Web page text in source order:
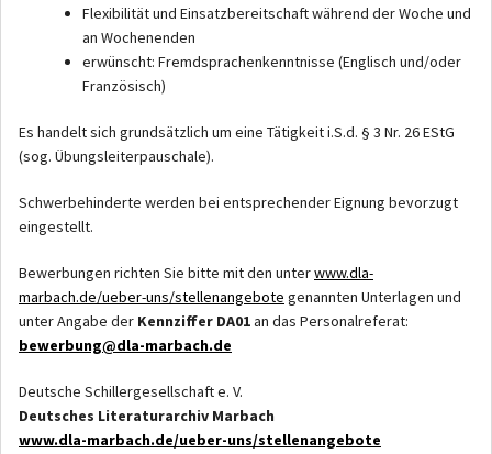
Flexibilität und Einsatzbereitschaft während der Woche und
an Wochenenden
erwünscht: Fremdsprachenkenntnisse (Englisch und/oder
Französisch)
Es handelt sich grundsätzlich um eine Tätigkeit i.S.d. § 3 Nr. 26 EStG
(sog. Übungsleiterpauschale).
Schwerbehinderte werden bei entsprechender Eignung bevorzugt
eingestellt.
Bewerbungen richten Sie bitte mit den unterwww.dla-
marbach.de/ueber-uns/stellenangebote genannten Unterlagen und
unter Angabe der Kennziffer DA01an das Personalreferat:
bewerbung@dla-marbach.de
Deutsche Schillergesellschaft e. V.
Deutsches Literaturarchiv Marbach
www.dla-marbach.de/ueber-uns/stellenangebote